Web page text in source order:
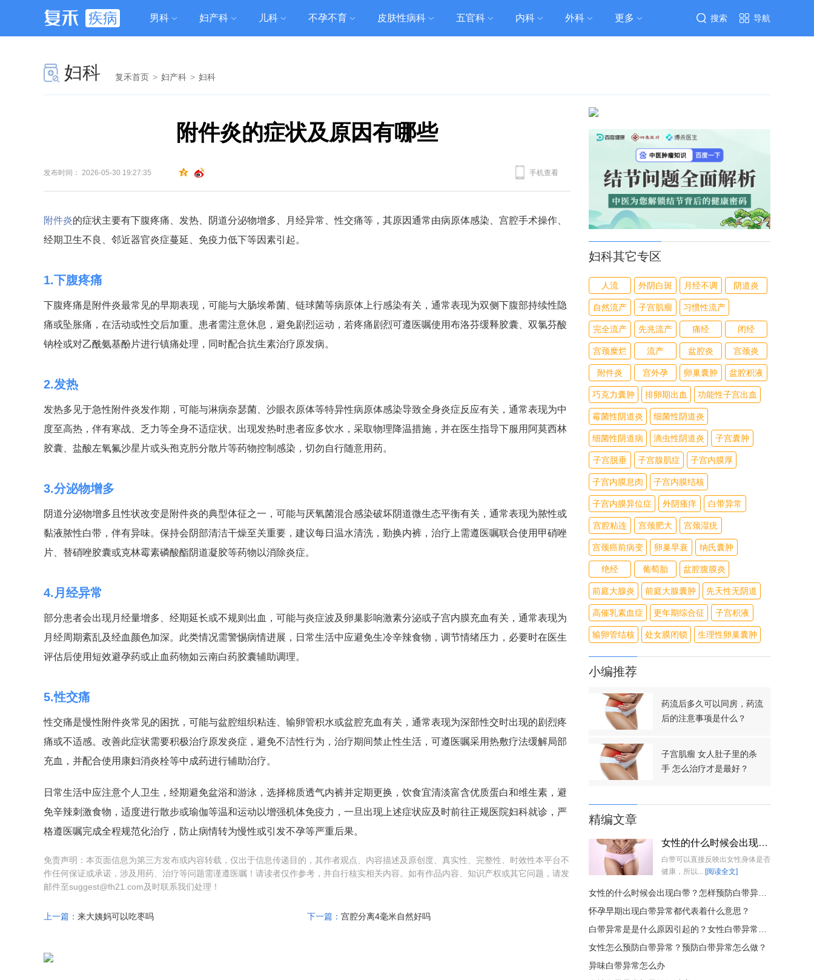
疾病 男科 妇产科 儿科 不孕不育 皮肤性病科 五官科 内科 外科 更多 导航
搜索
妇科 复禾首页 > 妇产科 > 妇科
附件炎的症状及原因有哪些
发布时间： 2026-05-30 19:27:35 手机查看
附件炎的症状主要有下腹疼痛、发热、阴道分泌物增多、月经异常、性交痛等，其原因通常由病原体感染、宫腔手术操作、
经期卫生不良、邻近器官炎症蔓延、免疫力低下等因素引起。
1.下腹疼痛
下腹疼痛是附件炎最常见的早期表现，可能与大肠埃希菌、链球菌等病原体上行感染有关，通常表现为双侧下腹部持续性隐
痛或坠胀痛，在活动或性交后加重。患者需注意休息，避免剧烈运动，若疼痛剧烈可遵医嘱使用布洛芬缓释胶囊、双氯芬酸
钠栓或对乙酰氨基酚片进行镇痛处理，同时配合抗生素治疗原发病。
2.发热
发热多见于急性附件炎发作期，可能与淋病奈瑟菌、沙眼衣原体等特异性病原体感染导致全身炎症反应有关，通常表现为中
度至高热，伴有寒战、乏力等全身不适症状。出现发热时患者应多饮水，采取物理降温措施，并在医生指导下服用阿莫西林
胶囊、盐酸左氧氟沙星片或头孢克肟分散片等药物控制感染，切勿自行随意用药。
3.分泌物增多
阴道分泌物增多且性状改变是附件炎的典型体征之一，可能与厌氧菌混合感染破坏阴道微生态平衡有关，通常表现为脓性或
黏液脓性白带，伴有异味。保持会阴部清洁干燥至关重要，建议每日温水清洗，勤换内裤，治疗上需遵医嘱联合使用甲硝唑
片、替硝唑胶囊或克林霉素磷酸酯阴道凝胶等药物以消除炎症。
4.月经异常
部分患者会出现月经量增多、经期延长或不规则出血，可能与炎症波及卵巢影响激素分泌或子宫内膜充血有关，通常表现为
月经周期紊乱及经血颜色加深。此类情况需警惕病情进展，日常生活中应避免生冷辛辣食物，调节情绪压力，必要时在医生
评估后使用短效避孕药或止血药物如云南白药胶囊辅助调理。
5.性交痛
性交痛是慢性附件炎常见的困扰，可能与盆腔组织粘连、输卵管积水或盆腔充血有关，通常表现为深部性交时出现的剧烈疼
痛或不适感。改善此症状需要积极治疗原发炎症，避免不洁性行为，治疗期间禁止性生活，可遵医嘱采用热敷疗法缓解局部
充血，并配合使用康妇消炎栓等中成药进行辅助治疗。
日常生活中应注意个人卫生，经期避免盆浴和游泳，选择棉质透气内裤并定期更换，饮食宜清淡富含优质蛋白和维生素，避
免辛辣刺激食物，适度进行散步或瑜伽等温和运动以增强机体免疫力，一旦出现上述症状应及时前往正规医院妇科就诊，严
格遵医嘱完成全程规范化治疗，防止病情转为慢性或引发不孕等严重后果。
免责声明：本页面信息为第三方发布或内容转载，仅出于信息传递目的，其作者观点、内容描述及原创度、真实性、完整性、时效性本平台不
作任何保证或承诺，涉及用药、治疗等问题需谨遵医嘱！请读者仅作参考，并自行核实相关内容。如有作品内容、知识产权或其它问题，请发
邮件至suggest@fh21.com及时联系我们处理！
上一篇： 来大姨妈可以吃枣吗 下一篇： 宫腔分离4毫米自然好吗
妇科其它专区
人流 外阴白斑 月经不调 阴道炎
自然流产 子宫肌瘤 习惯性流产
完全流产 先兆流产 痛经 闭经
宫颈糜烂 流产 盆腔炎 宫颈炎
附件炎 宫外孕 卵巢囊肿 盆腔积液
巧克力囊肿 排卵期出血 功能性子宫出血
霉菌性阴道炎 细菌性阴道炎
细菌性阴道病 滴虫性阴道炎 子宫囊肿
子宫脱垂 子宫腺肌症 子宫内膜厚
子宫内膜息肉 子宫内膜结核
子宫内膜异位症 外阴瘙痒 白带异常
宫腔粘连 宫颈肥大 宫颈湿疣
宫颈癌前病变 卵巢早衰 纳氏囊肿
绝经 葡萄胎 盆腔腹膜炎
前庭大腺炎 前庭大腺囊肿 先天性无阴道
高催乳素血症 更年期综合征 子宫积液
输卵管结核 处女膜闭锁 生理性卵巢囊肿
小编推荐
药流后多久可以同房，药流
后的注意事项是什么？
子宫肌瘤 女人肚子里的杀
手 怎么治疗才是最好？
精编文章
女性的什么时候会出现白带？怎样预防白带异常？
白带可以直接反映出女性身体是否
健康，所以... [阅读全文]
女性的什么时候会出现白带？怎样预防白带异常？
怀孕早期出现白带异常都代表着什么意思？
白带异常是是什么原因引起的？女性白带异常怎么办？
女性怎么预防白带异常？预防白带异常怎么做？
异味白带异常怎么办